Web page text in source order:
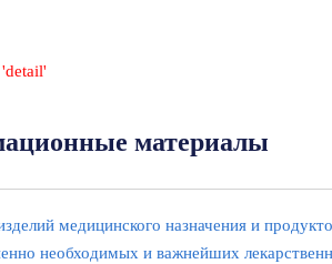
материалы
медицинского назначения и
необходимых и важнейших